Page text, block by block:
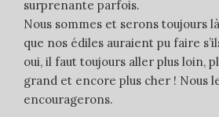
surprenante parfois.
Nous sommes et serons toujours
que nos édiles auraient pu faire
oui, il faut toujours aller plus loin,
grand et encore plus cher ! Nous
encouragerons.